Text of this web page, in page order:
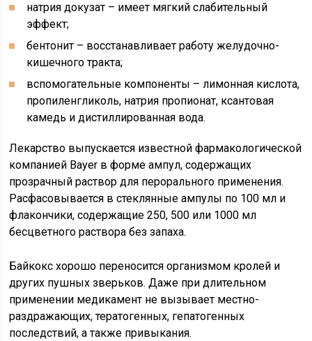
натрия докузат – имеет мягкий слабительный
эффект;
бентонит – восстанавливает работу желудочно-
кишечного тракта;
вспомогательные компоненты – лимонная кислота,
пропиленгликоль, натрия пропионат, ксантовая
камедь и дистиллированная вода.
Лекарство выпускается известной фармакологической
компанией Bayer в форме ампул, содержащих
прозрачный раствор для перорального применения.
Расфасовывается в стеклянные ампулы по 100 мл и
флакончики, содержащие 250, 500 или 1000 мл
бесцветного раствора без запаха.
Байкокс хорошо переносится организмом кролей и
других пушных зверьков. Даже при длительном
применении медикамент не вызывает местно-
раздражающих, тератогенных, гепатогенных
последствий, а также привыкания.